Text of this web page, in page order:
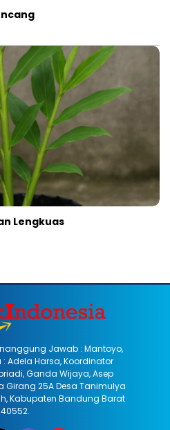
Lengkuas
Jawab : Mantoyo,
Adela Harsa, Koordinator
Ganda Wijaya, Asep
Girang 25A Desa Tanimulya
Kabupaten Bandung Barat
40552.